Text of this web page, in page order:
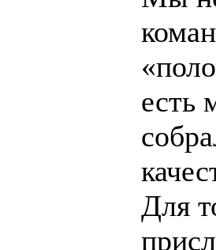
есть
Для